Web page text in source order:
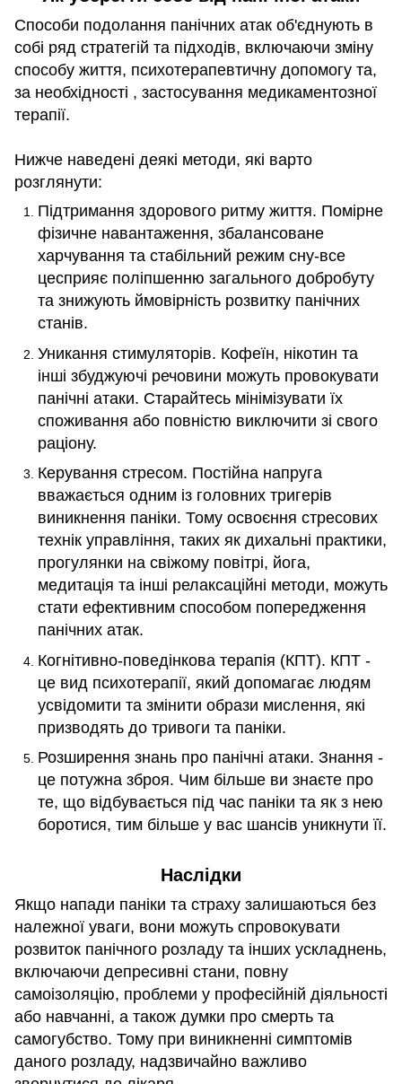
Способи подолання панічних атак об'єднують в
собі ряд стратегій та підходів, включаючи зміну
способу життя, психотерапевтичну допомогу та,
за необхідності , застосування медикаментозної
терапії.
Нижче наведені деякі методи, які варто
розглянути:
Підтримання здорового ритму життя. Помірне
фізичне навантаження, збалансоване
харчування та стабільний режим сну-все
цесприяє поліпшенню загального добробуту
та знижують ймовірність розвитку панічних
станів.
Уникання стимуляторів. Кофеїн, нікотин та
інші збуджуючі речовини можуть провокувати
панічні атаки. Старайтесь мінімізувати їх
споживання або повністю виключити зі свого
раціону.
Керування стресом. Постійна напруга
вважається одним із головних тригерів
виникнення паніки. Тому освоєння стресових
технік управління, таких як дихальні практики,
прогулянки на свіжому повітрі, йога,
медитація та інші релаксаційні методи, можуть
стати ефективним способом попередження
панічних атак.
Когнітивно-поведінкова терапія (КПТ). КПТ -
це вид психотерапії, який допомагає людям
усвідомити та змінити образи мислення, які
призводять до тривоги та паніки.
Розширення знань про панічні атаки. Знання -
це потужна зброя. Чим більше ви знаєте про
те, що відбувається під час паніки та як з нею
боротися, тим більше у вас шансів уникнути її.
Наслідки
Якщо напади паніки та страху залишаються без
належної уваги, вони можуть спровокувати
розвиток панічного розладу та інших ускладнень,
включаючи депресивні стани, повну
самоізоляцію, проблеми у професійній діяльності
або навчанні, а також думки про смерть та
самогубство. Тому при виникненні симптомів
даного розладу, надзвичайно важливо